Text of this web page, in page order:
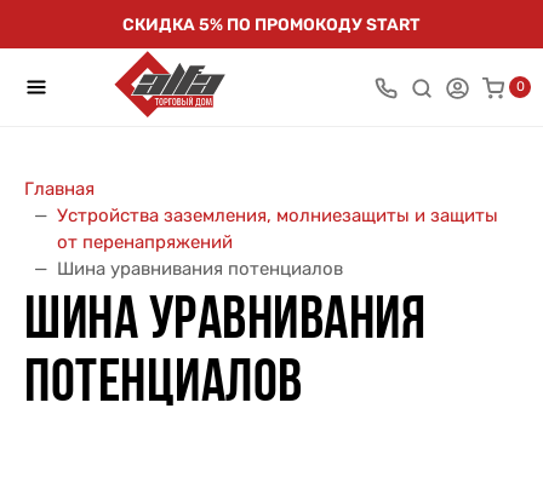
СКИДКА 5% ПО ПРОМОКОДУ START
0
Главная
Устройства заземления, молниезащиты и защиты
от перенапряжений
Шина уравнивания потенциалов
ШИНА УРАВНИВАНИЯ
ПОТЕНЦИАЛОВ